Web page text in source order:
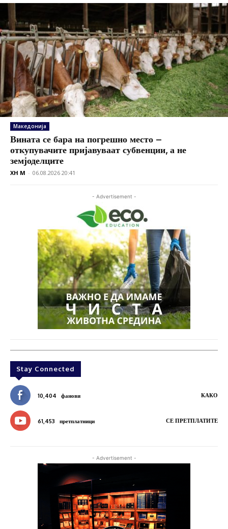
Македонија
Вината се бара на погрешно место –
откупувачите пријавуваат субвенции, а не
земјоделците
XH M - 06.08.2026 20:41
- Advertisement -
Stay Connected
10,404 фанови КАКО
61,453 претплатници СЕ ПРЕТПЛАТИТЕ
- Advertisement -